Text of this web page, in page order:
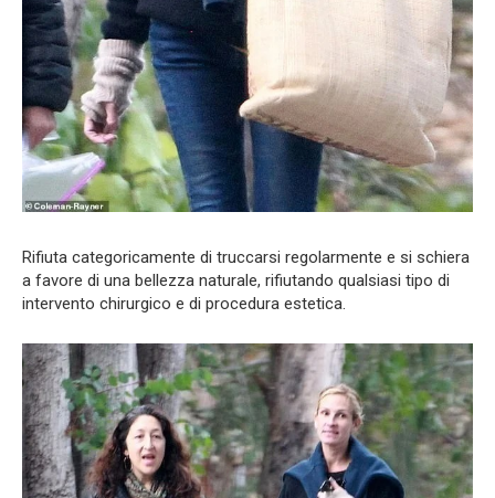
Rifiuta categoricamente di truccarsi regolarmente e si schiera
a favore di una bellezza naturale, rifiutando qualsiasi tipo di
intervento chirurgico e di procedura estetica.